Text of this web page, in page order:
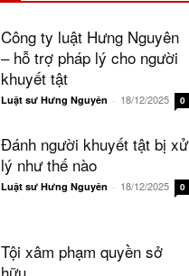
Công ty luật Hưng Nguyên
– hỗ trợ pháp lý cho người
khuyết tật
Luật sư Hưng Nguyên - 18/12/2025 0
Đánh người khuyết tật bị xử
lý như thế nào
Luật sư Hưng Nguyên - 18/12/2025 0
Tội xâm phạm quyền sở